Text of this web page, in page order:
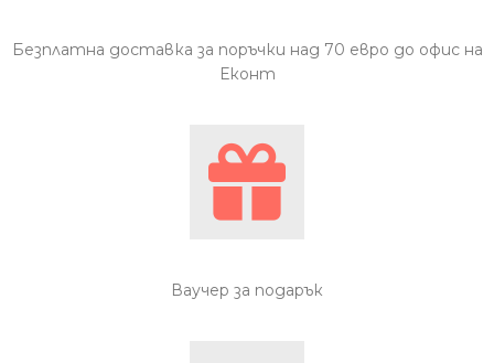
Безплатна доставка за поръчки над 70 евро до офис на
Еконт
Ваучер за подарък